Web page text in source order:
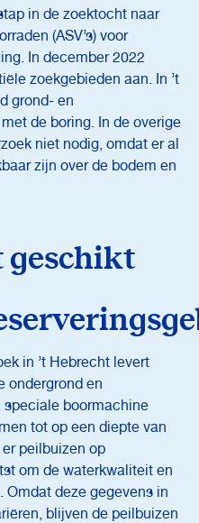
in de zoektocht naar
(ASV’s) voor
In december 2022
zoekgebieden aan. In ’t
grond- en
de boring. In de overige
niet nodig, omdat er al
zijn over de bodem en
geschikt
in ’t Hebrecht levert
ondergrond en
boormachine
tot op een diepte van
peilbuizen op
om de waterkwaliteit en
deze gegevens in
blijven de peilbuizen